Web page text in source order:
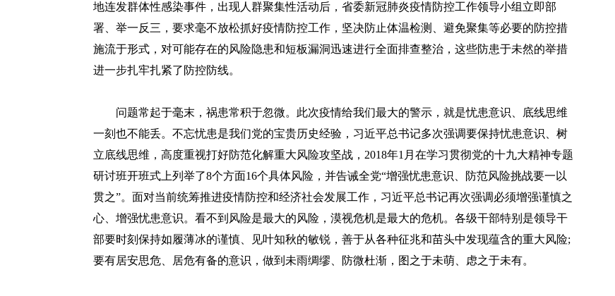
地连发群体性感染事件，出现人群聚集性活动后，省委新冠肺炎疫情防控工作领导小组立即部
署、举一反三，要求毫不放松抓好疫情防控工作，坚决防止体温检测、避免聚集等必要的防控措
施流于形式，对可能存在的风险隐患和短板漏洞迅速进行全面排查整治，这些防患于未然的举措
进一步扎牢扎紧了防控防线。
问题常起于毫末，祸患常积于忽微。此次疫情给我们最大的警示，就是忧患意识、底线思维
一刻也不能丢。不忘忧患是我们党的宝贵历史经验，习近平总书记多次强调要保持忧患意识、树
立底线思维，高度重视打好防范化解重大风险攻坚战，2018年1月在学习贯彻党的十九大精神专题
研讨班开班式上列举了8个方面16个具体风险，并告诫全党“增强忧患意识、防范风险挑战要一以
贯之”。面对当前统筹推进疫情防控和经济社会发展工作，习近平总书记再次强调必须增强谨慎之
心、增强忧患意识。看不到风险是最大的风险，漠视危机是最大的危机。各级干部特别是领导干
部要时刻保持如履薄冰的谨慎、见叶知秋的敏锐，善于从各种征兆和苗头中发现蕴含的重大风险;
要有居安思危、居危有备的意识，做到未雨绸缪、防微杜渐，图之于未萌、虑之于未有。